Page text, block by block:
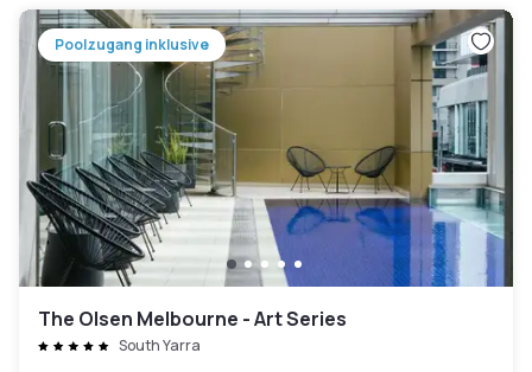
Poolzugang inklusive
The Olsen Melbourne - Art Series
South Yarra